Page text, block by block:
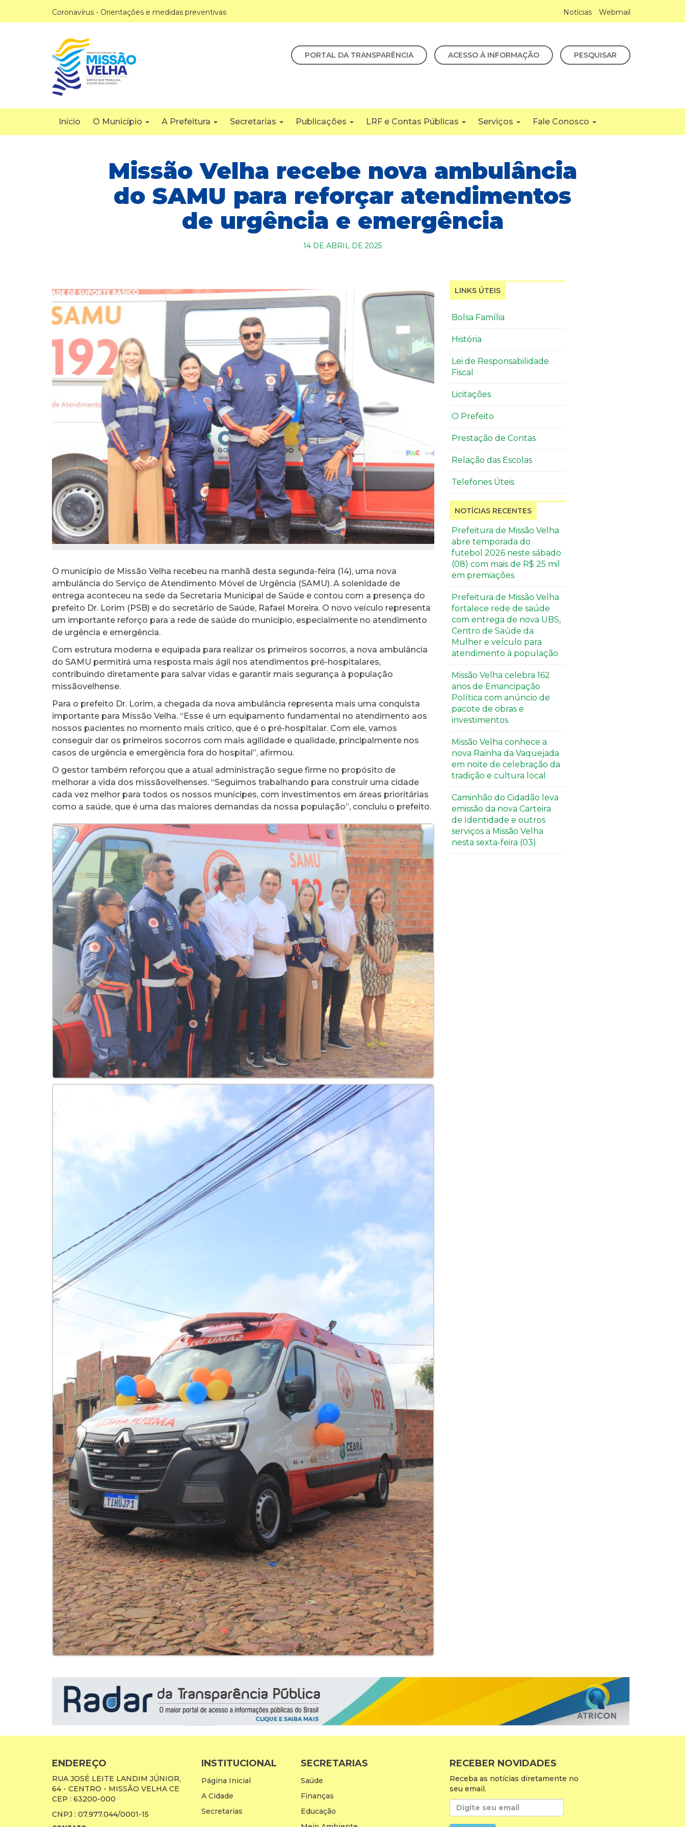
Coronavírus - Orientações e medidas preventivas Notícias Webmail
PORTAL DA TRANSPARÊNCIA ACESSO À INFORMAÇÃO PESQUISAR
Início O Município A Prefeitura Secretarias Publicações LRF e Contas Públicas Serviços Fale Conosco
Missão Velha recebe nova ambulância
do SAMU para reforçar atendimentos
de urgência e emergência
14 DE ABRIL DE 2025
O município de Missão Velha recebeu na manhã desta segunda-feira (14), uma nova
ambulância do Serviço de Atendimento Móvel de Urgência (SAMU). A solenidade de
entrega aconteceu na sede da Secretaria Municipal de Saúde e contou com a presença do
prefeito Dr. Lorim (PSB) e do secretário de Saúde, Rafael Moreira. O novo veículo representa
um importante reforço para a rede de saúde do município, especialmente no atendimento
de urgência e emergência.
Com estrutura moderna e equipada para realizar os primeiros socorros, a nova ambulância
do SAMU permitirá uma resposta mais ágil nos atendimentos pré-hospitalares,
contribuindo diretamente para salvar vidas e garantir mais segurança à população
missãovelhense.
Para o prefeito Dr. Lorim, a chegada da nova ambulância representa mais uma conquista
importante para Missão Velha. “Esse é um equipamento fundamental no atendimento aos
nossos pacientes no momento mais crítico, que é o pré-hospitalar. Com ele, vamos
conseguir dar os primeiros socorros com mais agilidade e qualidade, principalmente nos
casos de urgência e emergência fora do hospital”, afirmou.
O gestor também reforçou que a atual administração segue firme no propósito de
melhorar a vida dos missãovelhenses. “Seguimos trabalhando para construir uma cidade
cada vez melhor para todos os nossos munícipes, com investimentos em áreas prioritárias
como a saúde, que é uma das maiores demandas da nossa população”, concluiu o prefeito.
LINKS ÚTEIS
Bolsa Família
História
Lei de Responsabilidade
Fiscal
Licitações
O Prefeito
Prestação de Contas
Relação das Escolas
Telefones Úteis
NOTÍCIAS RECENTES
Prefeitura de Missão Velha
abre temporada do
futebol 2026 neste sábado
(08) com mais de R$ 25 mil
em premiações
Prefeitura de Missão Velha
fortalece rede de saúde
com entrega de nova UBS,
Centro de Saúde da
Mulher e veículo para
atendimento à população
Missão Velha celebra 162
anos de Emancipação
Política com anúncio de
pacote de obras e
investimentos
Missão Velha conhece a
nova Rainha da Vaquejada
em noite de celebração da
tradição e cultura local
Caminhão do Cidadão leva
emissão da nova Carteira
de Identidade e outros
serviços a Missão Velha
nesta sexta-feira (03)
ENDEREÇO
RUA JOSÉ LEITE LANDIM JÚNIOR,
64 - CENTRO - MISSÃO VELHA CE
CEP : 63200-000
CNPJ : 07.977.044/0001-15
INSTITUCIONAL
Página Inicial
A Cidade
Secretarias
SECRETARIAS
Saúde
Finanças
Educação
RECEBER NOVIDADES
Receba as notícias diretamente no
seu email.